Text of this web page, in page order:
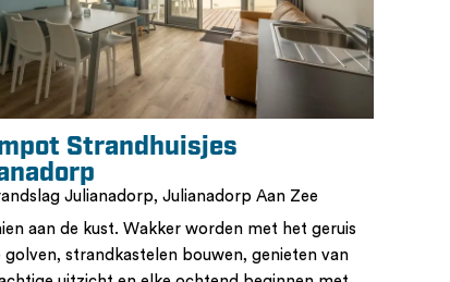
Strandhuisjes
Julianadorp, Julianadorp Aan Zee
aan de kust. Wakker worden met het geruis
golven, strandkastelen bouwen, genieten van